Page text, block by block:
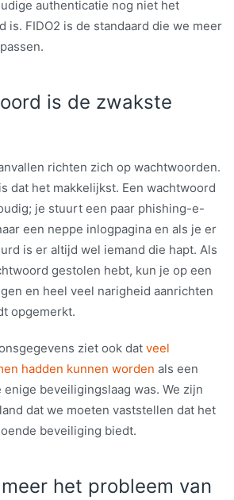
authenticatie nog niet het
is. FIDO2 is de standaard die we meer
is de zwakste
richten zich op wachtwoorden.
dat het makkelijkst. Een wachtwoord
je stuurt een paar phishing-e-
een neppe inlogpagina en als je er
is er altijd wel iemand die hapt. Als
gestolen hebt, kun je op een
en heel veel narigheid aanrichten
opgemerkt.
ziet ook dat veel
hadden kunnen worden als een
beveiligingslaag was. We zijn
dat we moeten vaststellen dat het
beveiliging biedt.
het probleem van